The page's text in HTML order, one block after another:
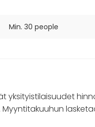
Min. 30 people
yksityistilaisuudet